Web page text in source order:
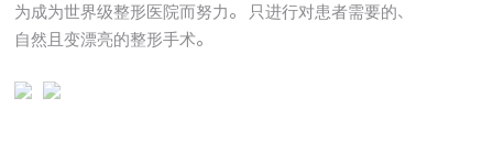
为成为世界级整形医院而努力。
只进行对患者需要的、
自然且变漂亮的整形手术。